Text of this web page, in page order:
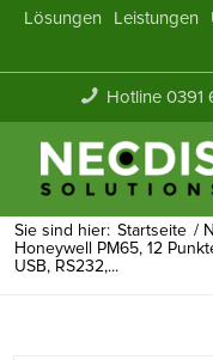
Lösungen Leistungen
Hotline 0391
Sie sind hier: Startseite /
Honeywell PM65, 12
USB, RS232,...